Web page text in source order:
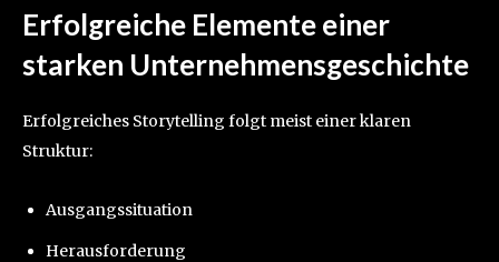
Erfolgreiche Elemente einer
starken Unternehmensgeschichte
Erfolgreiches Storytelling folgt meist einer klaren
Struktur:
Ausgangssituation
Herausforderung